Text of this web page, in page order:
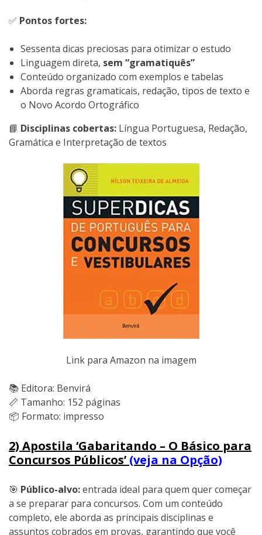
✅ Pontos fortes:
Sessenta dicas preciosas para otimizar o estudo
Linguagem direta, sem “gramatiquês”
Conteúdo organizado com exemplos e tabelas
Aborda regras gramaticais, redação, tipos de texto e
o Novo Acordo Ortográfico
📘 Disciplinas cobertas: Língua Portuguesa, Redação,
Gramática e Interpretação de textos
Link para Amazon na imagem
📚 Editora: Benvirá
📏 Tamanho: 152 páginas
📦 Formato: impresso
2) Apostila ‘Gabaritando – O Básico para
Concursos Públicos’ (veja na Opção)
🎯 Público-alvo:entrada ideal para quem quer começar
a se preparar para concursos. Com um conteúdo
completo, ele aborda as principais disciplinas e
assuntos cobrados em provas, garantindo que você